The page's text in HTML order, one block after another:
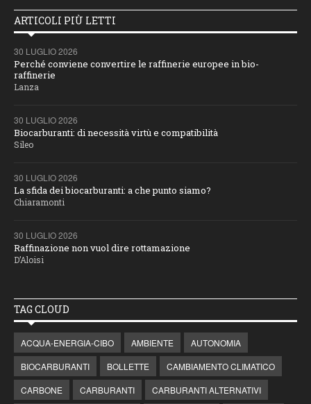
ARTICOLI PIÙ LETTI
30 LUGLIO 2026
Perché conviene convertire le raffinerie europee in bio-
raffinerie
Lanza
30 LUGLIO 2026
Biocarburanti: di necessità virtù e compatibilità
Sileo
30 LUGLIO 2026
La sfida dei biocarburanti: a che punto siamo?
Chiaramonti
30 LUGLIO 2026
Raffinazione non vuol dire rottamazione
D’Aloisi
TAG CLOUD
ACQUA-ENERGIA-CIBO AMBIENTE
AUTONOMIA
BIOCARBURANTI
BOLLETTE
CAMBIAMENTO CLIMATICO
CARBONE
CARBURANTI CARBURANTI ALTERNATIVI